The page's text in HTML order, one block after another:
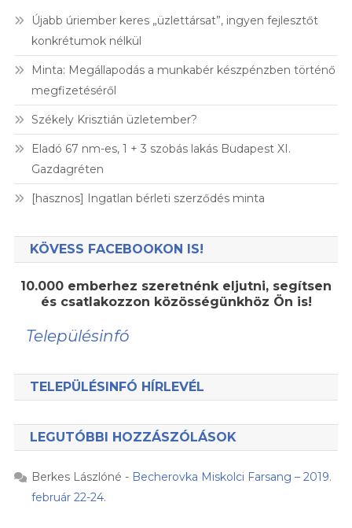
Újabb úriember keres „üzlettársat”, ingyen fejlesztőt
konkrétumok nélkül
Minta: Megállapodás a munkabér készpénzben történő
megfizetéséről
Székely Krisztián üzletember?
Eladó 67 nm-es, 1 + 3 szobás lakás Budapest XI.
Gazdagréten
[hasznos] Ingatlan bérleti szerződés minta
KÖVESS FACEBOOKON IS!
10.000 emberhez szeretnénk eljutni, segítsen
és csatlakozzon közösségünkhöz Ön is!
Településinfó
TELEPÜLÉSINFÓ HÍRLEVÉL
LEGUTÓBBI HOZZÁSZÓLÁSOK
Berkes Lászlóné - Becherovka Miskolci Farsang – 2019.
február 22-24.